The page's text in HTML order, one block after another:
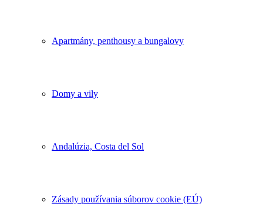
Apartmány, penthousy a bungalovy
Domy a vily
Andalúzia, Costa del Sol
Zásady používania súborov cookie (EÚ)